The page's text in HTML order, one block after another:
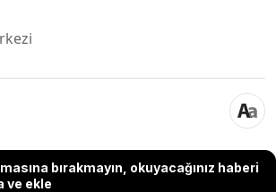
bırakmayın, okuyacağınız haberi
ve ekle